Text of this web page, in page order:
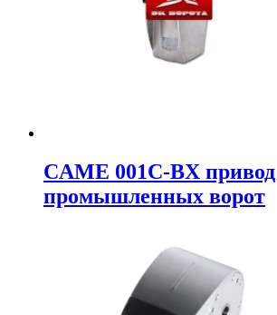
CAME 001C-BX
промышленных ворот